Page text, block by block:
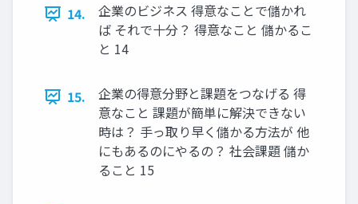
14.
企業のビジネス 得意なことで儲かれ
ば それで十分？ 得意なこと 儲かるこ
と 14
15.
企業の得意分野と課題をつなげる 得
意なこと 課題が簡単に解決できない
時は？ 手っ取り早く儲かる方法が 他
にもあるのにやるの？ 社会課題 儲か
ること 15